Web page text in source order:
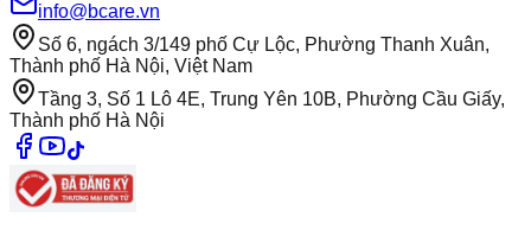
info@bcare.vn
Số 6, ngách 3/149 phố Cự Lộc, Phường Thanh Xuân,
Thành phố Hà Nội, Việt Nam
Tầng 3, Số 1 Lô 4E, Trung Yên 10B, Phường Cầu Giấy,
Thành phố Hà Nội